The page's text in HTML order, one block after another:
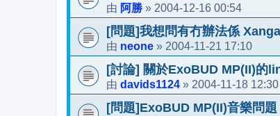
由 阿勝 » 2004-12-16 00:54
[問題]我想問有冇辦法係
由 neone » 2004-11-21 17:10
[討論] 關於ExoBUD MP(II)的
由 davids1124 » 2004-11-18 12:30
[問題]ExoBUD MP(II)音樂問題